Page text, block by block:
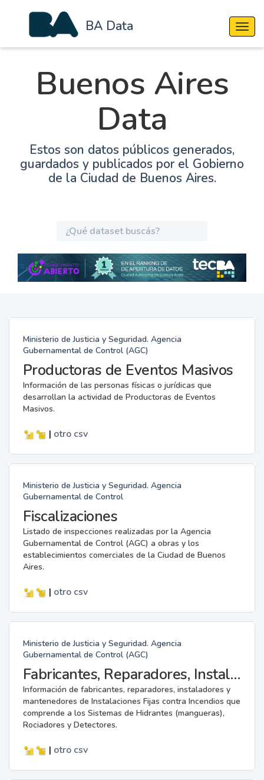
BA Data
Buenos Aires
Data
Estos son datos públicos generados,
guardados y publicados por el Gobierno
de la Ciudad de Buenos Aires.
Ministerio de Justicia y Seguridad. Agencia
Gubernamental de Control (AGC)
Productoras de Eventos Masivos
Información de las personas físicas o jurídicas que
desarrollan la actividad de Productoras de Eventos
Masivos.
| otro csv
Ministerio de Justicia y Seguridad. Agencia
Gubernamental de Control
Fiscalizaciones
Listado de inspecciones realizadas por la Agencia
Gubernamental de Control (AGC) a obras y los
establecimientos comerciales de la Ciudad de Buenos
Aires.
| otro csv
Ministerio de Justicia y Seguridad. Agencia
Gubernamental de Control (AGC)
Fabricantes, Reparadores, Instaladores y Mantenedores de Instalaciones Fijas contra Incendios.
Información de fabricantes, reparadores, instaladores y
mantenedores de Instalaciones Fijas contra Incendios que
comprende a los Sistemas de Hidrantes (mangueras),
Rociadores y Detectores.
| otro csv